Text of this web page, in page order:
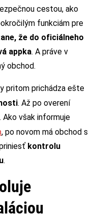
cestou, ako
funkciám pre
že do oficiálneho
appka. A práve v
obchod.
pritom prichádza ešte
. Až po overení
však informuje
, po novom má obchod s
kontrolu
.